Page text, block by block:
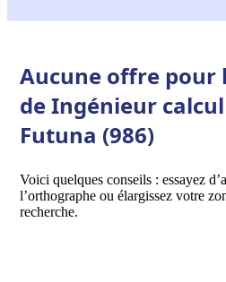
Aucune offre pour
de Ingénieur
Futuna (986)
Voici quelques conseils : essayez
l’orthographe ou élargissez votre
recherche.